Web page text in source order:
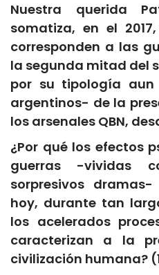
Nuestra querida
somatiza, en el
corresponden a las
la segunda mitad del
por su tipología
argentinos- de la
los arsenales QBN,
¿Por qué los efectos
guerras -vividas
sorpresivos
hoy, durante tan
los acelerados
caracterizan a la
civilización humana?